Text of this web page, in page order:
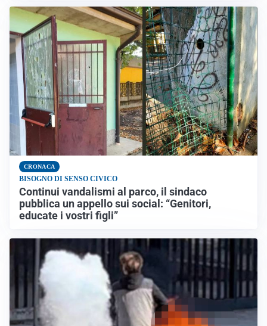
CRONACA
BISOGNO DI SENSO CIVICO
Continui vandalismi al parco, il sindaco
pubblica un appello sui social: “Genitori,
educate i vostri figli”